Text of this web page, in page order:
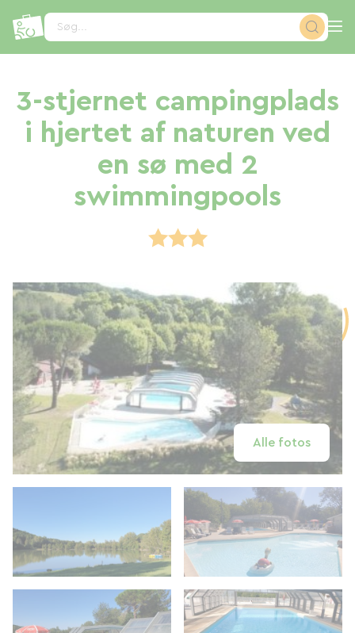
Søg...
3-stjernet campingplads
i hjertet af naturen ved
en sø med 2
swimmingpools
Alle fotos
CCookie-styringspanel